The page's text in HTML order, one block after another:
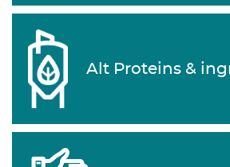
Alt Proteins &